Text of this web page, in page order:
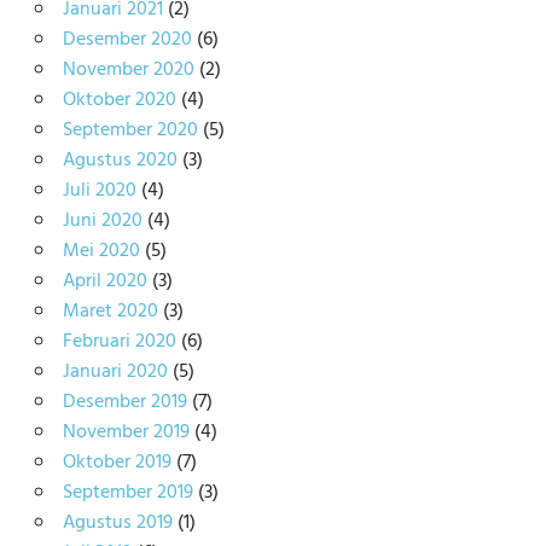
Januari 2021 (2)
Desember 2020 (6)
November 2020 (2)
Oktober 2020 (4)
September 2020 (5)
Agustus 2020 (3)
Juli 2020 (4)
Juni 2020 (4)
Mei 2020 (5)
April 2020 (3)
Maret 2020 (3)
Februari 2020 (6)
Januari 2020 (5)
Desember 2019(7)
November 2019(4)
Oktober 2019(7)
September 2019(3)
Agustus 2019(1)